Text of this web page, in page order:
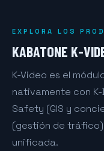
EXPLORA LOS
KABATONE K-
K-Video es el
nativamente con K-
Safety (GIS y
(gestión de
unificada.